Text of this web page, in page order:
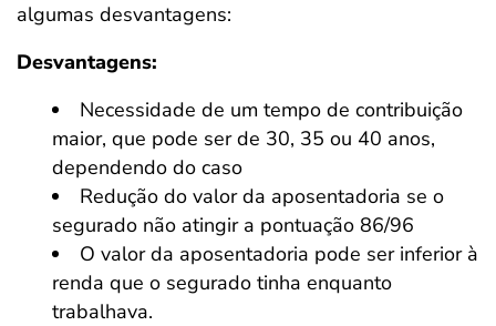
algumas desvantagens:
Desvantagens:
Necessidade de um tempo de contribuição
maior, que pode ser de 30, 35 ou 40 anos,
dependendo do caso
Redução do valor da aposentadoria se o
segurado não atingir a pontuação 86/96
O valor da aposentadoria pode ser inferior à
renda que o segurado tinha enquanto
trabalhava.